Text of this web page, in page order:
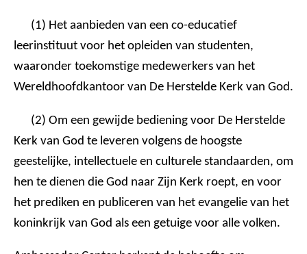
(1) Het aanbieden van een co-educatief
leerinstituut voor het opleiden van studenten,
waaronder toekomstige medewerkers van het
Wereldhoofdkantoor van De Herstelde Kerk van God.
(2) Om een gewijde bediening voor De Herstelde
Kerk van God te leveren volgens de hoogste
geestelijke, intellectuele en culturele standaarden, om
hen te dienen die God naar Zijn Kerk roept, en voor
het prediken en publiceren van het evangelie van het
koninkrijk van God als een getuige voor alle volken.